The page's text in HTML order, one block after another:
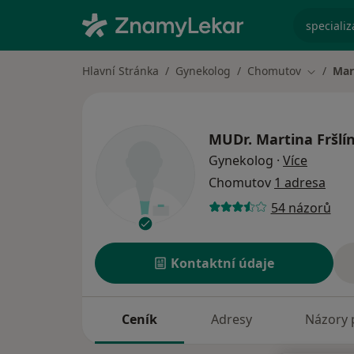
Hlavní Stránka Gynekolog Chomutov Změna
MUDr. Martina
Gynekolog · Více
Chomutov 1 adresa
54 názorů
Kontaktní údaje
Ceník Adresy Názory